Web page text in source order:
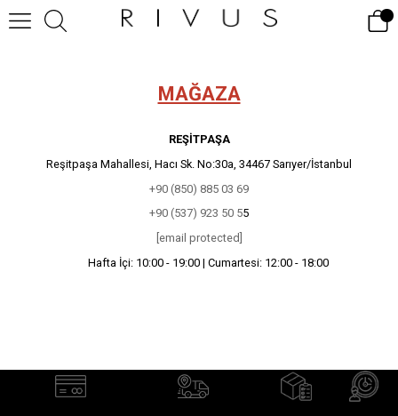
MAĞAZA
REŞİTPAŞA
Reşitpaşa Mahallesi, Hacı Sk. No:30a, 34467 Sarıyer/İstanbul
+90 (850) 885 03 69
+90 (537) 923 50 55
[email protected]
Hafta İçi: 10:00 - 19:00 | Cumartesi: 12:00 - 18:00